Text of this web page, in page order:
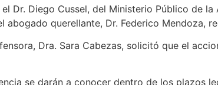
Dr. Diego Cussel, del Ministerio Público de
abogado querellante, Dr. Federico Mendoza,
Dra. Sara Cabezas, solicitó que el
se darán a conocer dentro de los plazos